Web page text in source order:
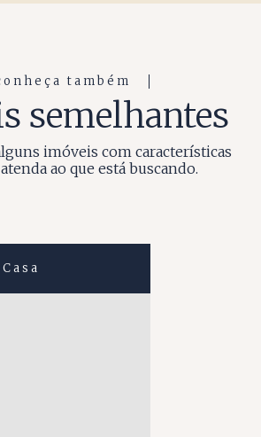
também
semelhantes
imóveis com características
ao que está buscando.
Casa